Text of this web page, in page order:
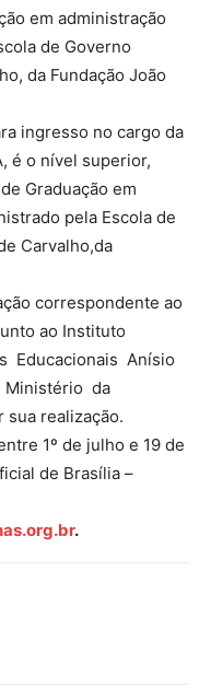
em administração
de Governo
da Fundação João
ingresso no cargo da
é o nível superior,
Graduação em
pela Escola de
Carvalho,da
correspondente ao
ao Instituto
Educacionais Anísio
da
sua realização.
1º de julho e 19 de
de Brasília –
.